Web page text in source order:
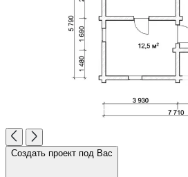
Создать проект под Вас